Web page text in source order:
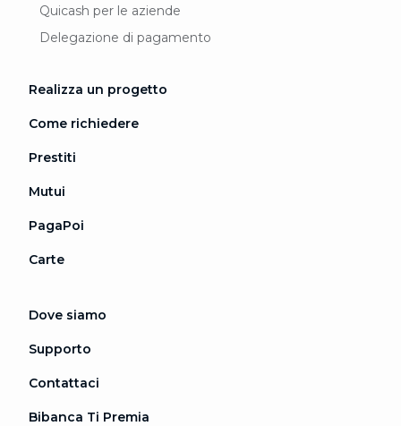
Quicash per le aziende
Delegazione di pagamento
Realizza un progetto
Come richiedere
Prestiti
Mutui
PagaPoi
Carte
Dove siamo
Supporto
Contattaci
Bibanca Ti Premia